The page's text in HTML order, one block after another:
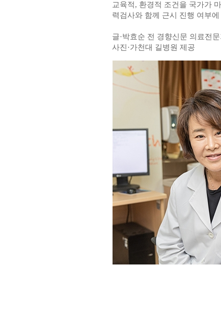
교육적, 환경적 조건을 국가가
력검사와 함께 근시 진행 여부
글·박효순 전 경향신문 의료전
사진·가천대 길병원 제공